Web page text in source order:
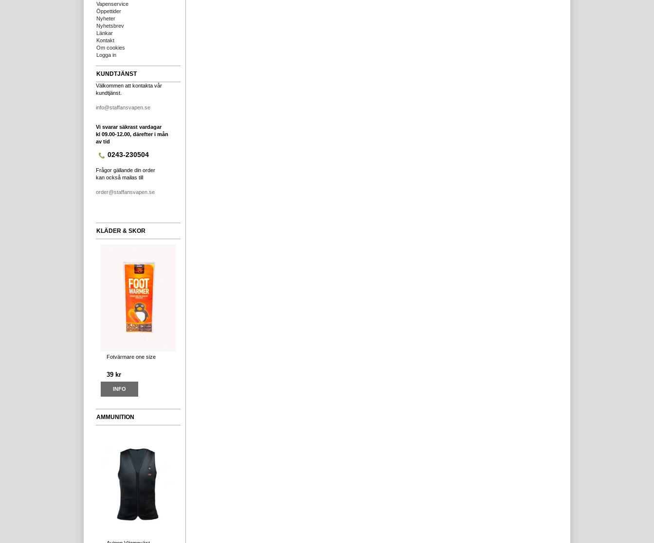
Vapenservice
Öppettider
Nyheter
Nyhetsbrev
Länkar
Kontakt
Om cookies
Logga in
KUNDTJÄNST
Välkommen att kontakta vår
kundtjänst.
info@staffansvapen.se
Vi svarar säkrast vardagar
kl 09.00-12.00, därefter i mån
av tid
0243-230504
Frågor gällande din order
kan också mailas till
order@staffansvapen.se
KLÄDER & SKOR
Fotvärmare one size
39 kr
INFO
AMMUNITION